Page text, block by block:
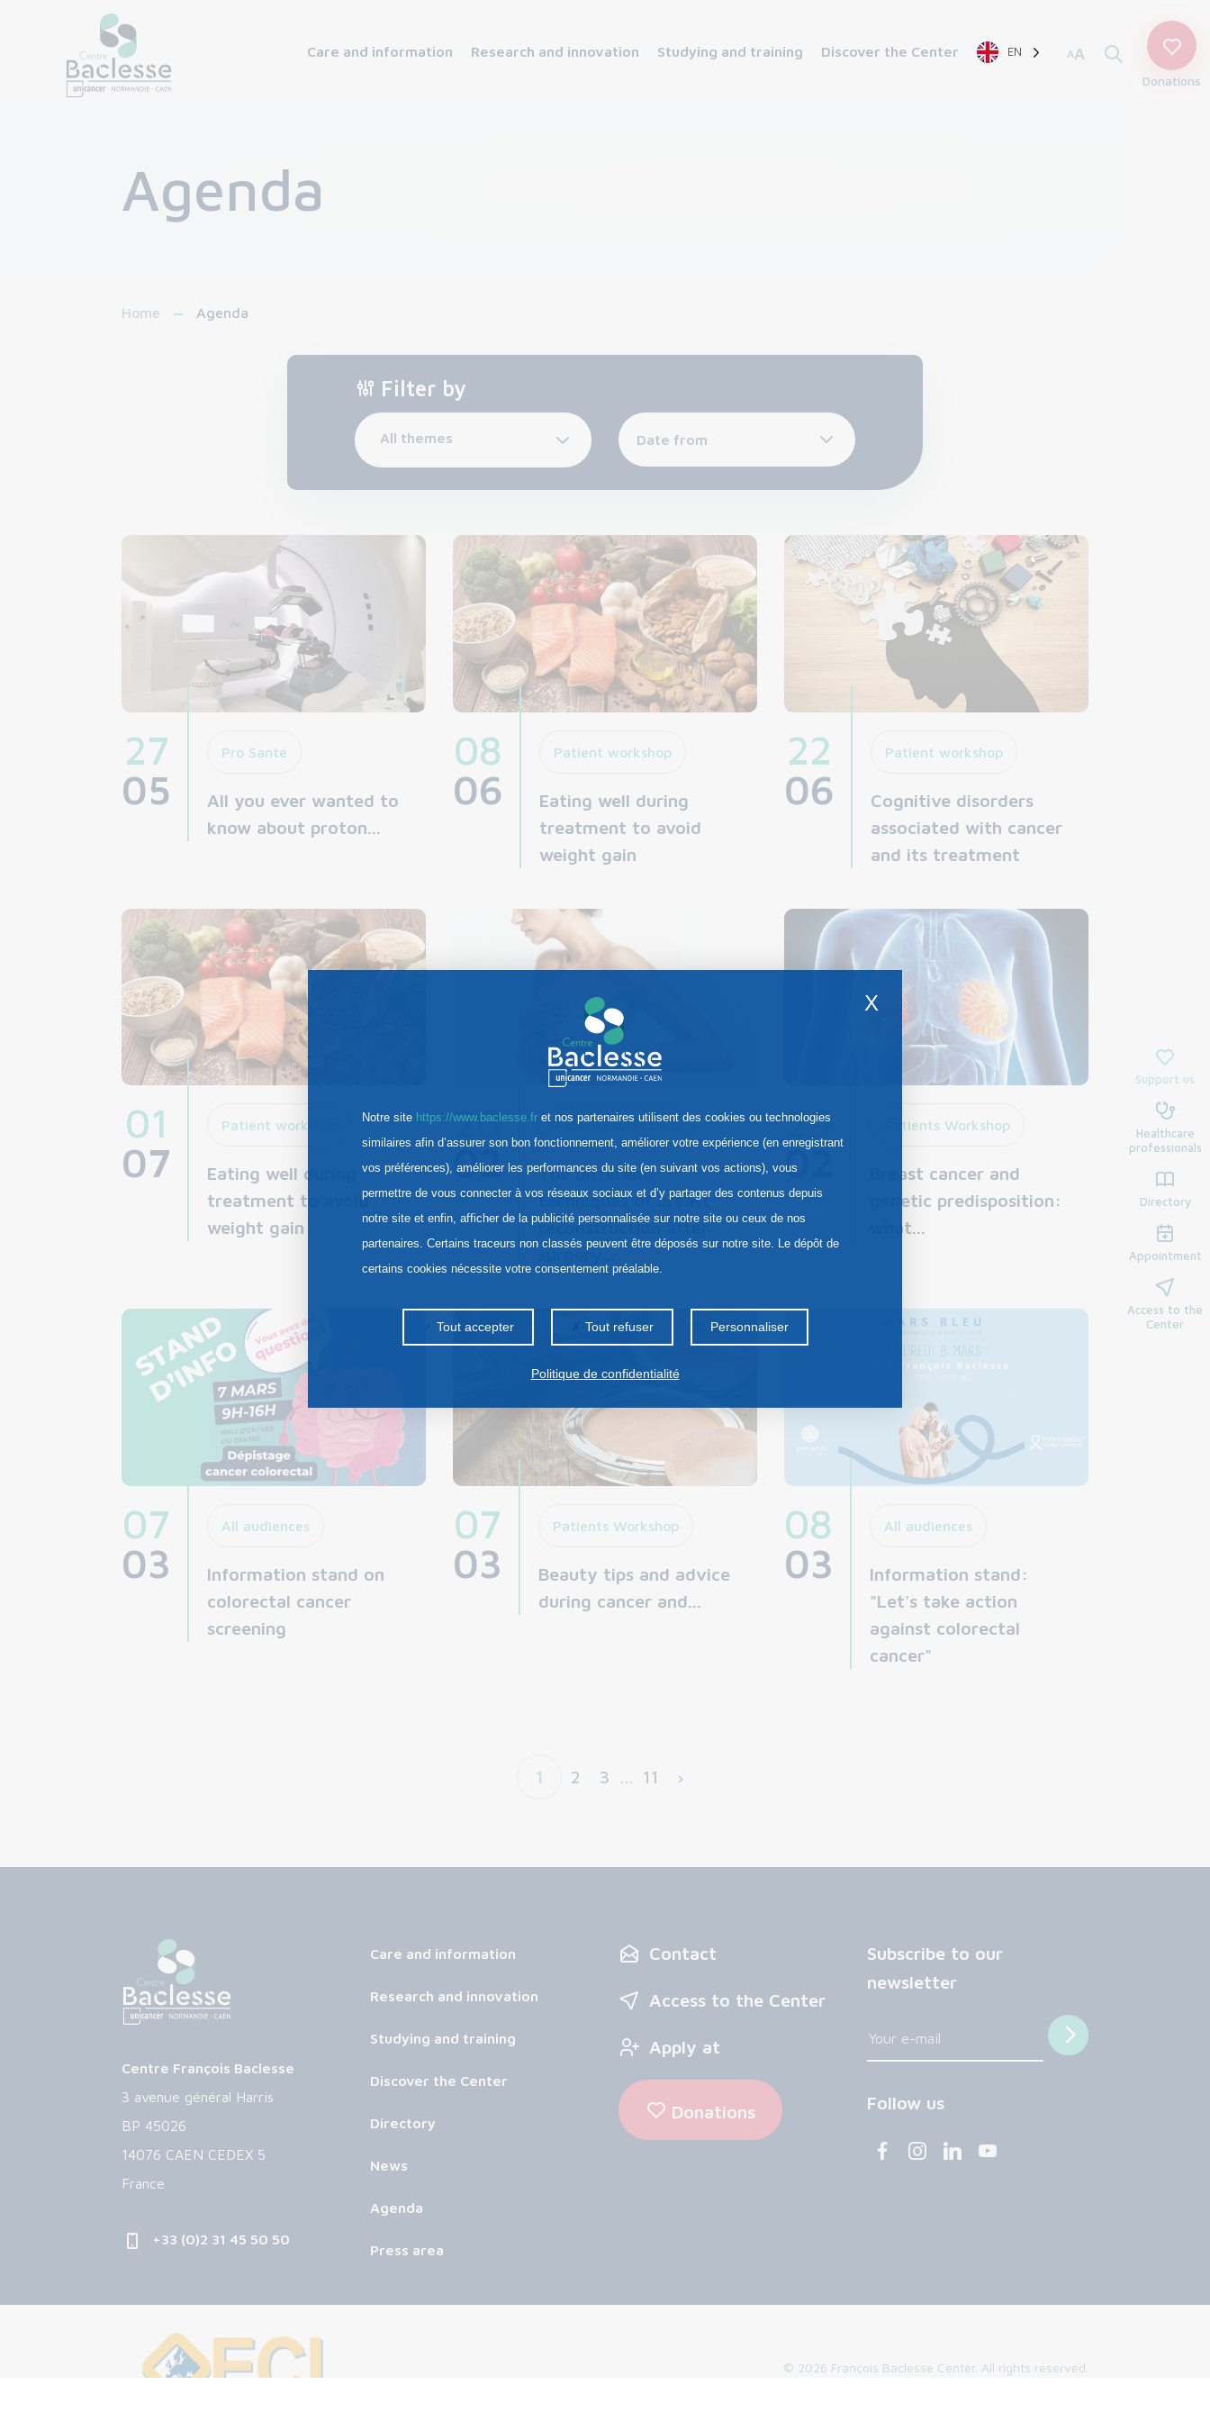
Care and information Research and innovation Studying and training Discover the Center EN AA
Donations
Agenda
Home Agenda
Support us
Healthcare
professionals
Directory
Appointment
Access to the
Center
Filter by
All themes
27
05
Pro Santé
All you ever wanted to
know about proton...
08
06
Patient workshop
Eating well during
treatment to avoid
weight gain
22
06
Patient workshop
Cognitive disorders
associated with cancer
and its treatment
01
07
Patient workshop
Eating well during
treatment to avoid
weight gain
20
02
Patients Workshop
The different
techniques of breast
reconstruction after
surgery...
29
02
Patients Workshop
Breast cancer and
genetic predisposition:
what...
07
03
All audiences
Information stand on
colorectal cancer
screening
07
03
Patients Workshop
Beauty tips and advice
during cancer and...
08
03
All audiences
Information stand:
"Let's take action
against colorectal
cancer"
1 2 3 … 11 ›
Centre François Baclesse
3 avenue général Harris
BP 45026
14076 CAEN CEDEX 5
France
+33 (0)2 31 45 50 50
Care and information
Research and innovation
Studying and training
Discover the Center
Directory
News
Agenda
Press area
Contact
Access to the Center
Apply at
Donations
Subscribe to our
newsletter
Follow us
© 2026 François Baclesse Center. All rights reserved.
X
Notre site https://www.baclesse.fr et nos partenaires utilisent des cookies ou technologies
similaires afin d’assurer son bon fonctionnement, améliorer votre expérience (en enregistrant
vos préférences), améliorer les performances du site (en suivant vos actions), vous
permettre de vous connecter à vos réseaux sociaux et d’y partager des contenus depuis
notre site et enfin, afficher de la publicité personnalisée sur notre site ou ceux de nos
partenaires. Certains traceurs non classés peuvent être déposés sur notre site. Le dépôt de
certains cookies nécessite votre consentement préalable.
Tout accepter Tout refuser Personnaliser
Politique de confidentialité